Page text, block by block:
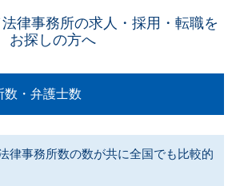
律事務所の求人・採用・転職を
お探しの方へ
数・弁護士数
律事務所数の数が共に全国でも比較的